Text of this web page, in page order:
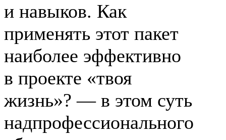
и навыков. Как
применять этот пакет
наиболее эффективно
в проекте «твоя
жизнь»? — в этом суть
надпрофессионального